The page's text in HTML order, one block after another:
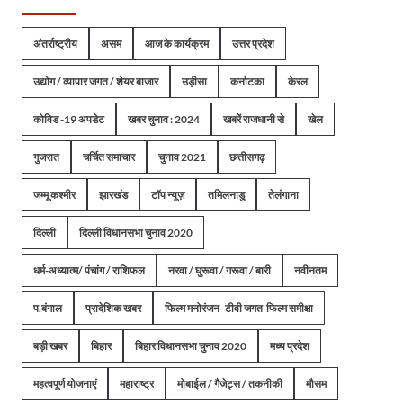
अंतर्राष्ट्रीय असम आज के कार्यक्रम उत्तर प्रदेश
उद्योग / व्यापार जगत / शेयर बाजार उड़ीसा कर्नाटका केरल
कोविड -19 अपडेट खबर चुनाव : 2024 खबरें राजधानी से खेल
गुजरात चर्चित समाचार चुनाव 2021 छत्तीसगढ़
जम्मू कश्मीर झारखंड टॉप न्यूज़ तमिलनाडु तेलंगाना
दिल्ली दिल्ली विधानसभा चुनाव 2020
धर्म-अध्यात्म/ पंचांग / राशिफल नरवा / घुरूवा / गरूवा / बारी नवीनतम
प.बंगाल प्रादेशिक खबर फिल्म मनोरंजन- टीवी जगत-फिल्म समीक्षा
बड़ी खबर बिहार बिहार विधानसभा चुनाव 2020 मध्य प्रदेश
महत्वपूर्ण योजनाएं महाराष्ट्र मोबाईल / गैजेट्स / तकनीकी मौसम